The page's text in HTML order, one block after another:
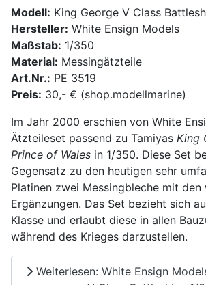
Modell: King George V Class
Hersteller: White Ensign Models
Maßstab: 1/350
Material: Messingätzteile
Art.Nr.: PE 3519
Preis: 30,- € (shop.modellmarine)
Im Jahr 2000 erschien von White
Ätzteileset passend zu Tamiyas King
Prince of Wales in 1/350. Diese Set
Gegensatz zu den heutigen sehr
Platinen zwei Messingbleche mit
Ergänzungen. Das Set bezieht sich
Klasse und erlaubt diese in allen
während des Krieges darzustellen.
Weiterlesen: White Ensign